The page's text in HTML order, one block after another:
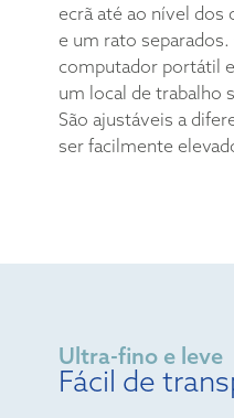
ecrã até ao nível dos
e um rato
computador portátil
um local de trabalho
São ajustáveis a
ser facilmente
Ultra-fino e leve
Fácil de